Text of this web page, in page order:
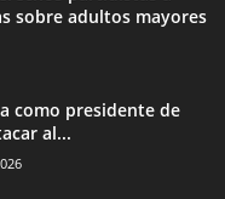
sobre adultos mayores
como presidente de
al...